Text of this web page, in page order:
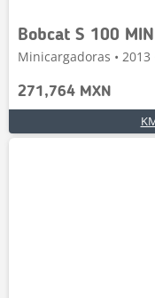
Minicargadoras • 2013
271,764 MXN